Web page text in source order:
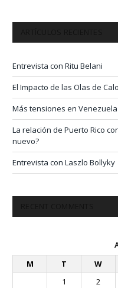
Entrevista con Ritu Belani
El Impacto de las Olas de
Más tensiones en
La relación de Puerto Rico
nuevo?
Entrevista con Laszlo Bollyky
M
T W
1
2